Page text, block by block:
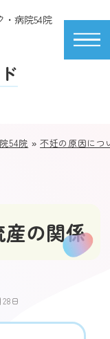
・病院54院
54院 »不妊の原因につ
の関係
28日